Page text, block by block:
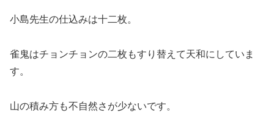
小島先生の仕込みは十二枚。
雀鬼はチョンチョンの二枚もすり替えて天和にしていま
す。
山の積み方も不自然さが少ないです。